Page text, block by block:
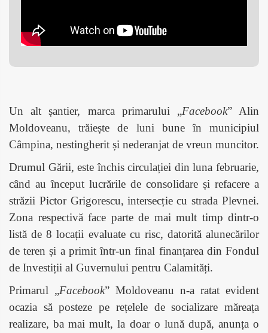
Un alt șantier, marca primarului „Facebook” Alin
Moldoveanu, trăiește de luni bune în municipiul
Câmpina, nestingherit și nederanjat de vreun muncitor.
Drumul Gării, este închis circulației din luna februarie,
când au început lucrările de consolidare și refacere a
străzii Pictor Grigorescu, intersecție cu strada Plevnei.
Zona respectivă face parte de mai mult timp dintr-o
listă de 8 locații evaluate cu risc, datorită alunecărilor
de teren și a primit într-un final finanțarea din Fondul
de Investiții al Guvernului pentru Calamități.
Primarul „Facebook” Moldoveanu n-a ratat evident
ocazia să posteze pe rețelele de socializare măreața
realizare, ba mai mult, la doar o lună după, anunța o